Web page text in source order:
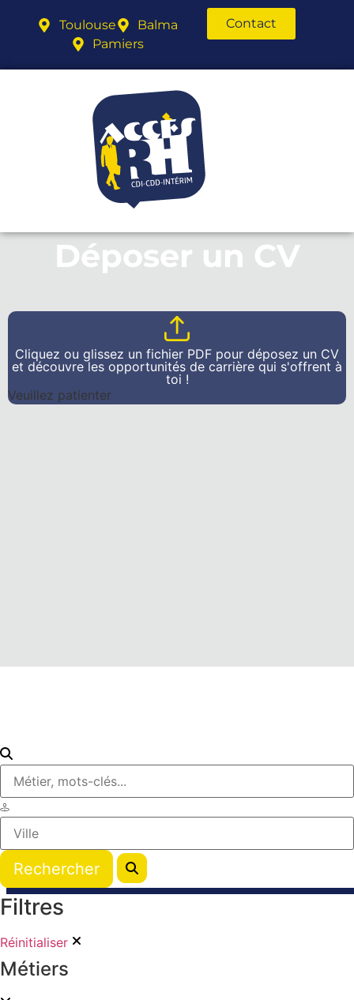
Toulouse
Balma
Pamiers
Contact
Déposer un CV
Cliquez ou glissez un fichier PDF pour déposez un CV
et découvre les opportunités de carrière qui s'offrent à
toi !
Veuillez patienter
Filtres
Réinitialiser
Métiers